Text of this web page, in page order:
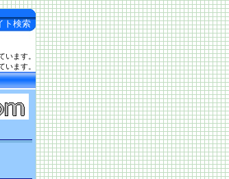
ト検索
います。
います。